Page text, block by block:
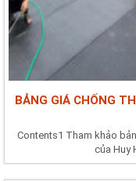
BẢNG GIÁ CHỐNG
Contents1 Tham khảo
của Huy